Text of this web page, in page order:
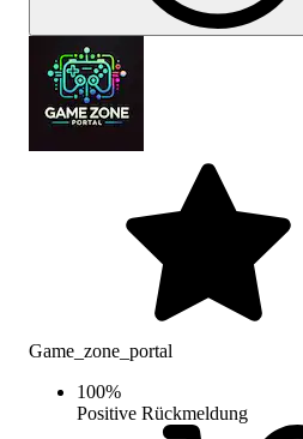
Game_zone_portal
100%
Positive Rückmeldung